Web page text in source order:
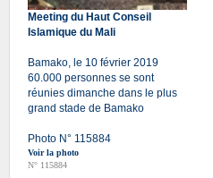
Meeting du Haut Conseil
Islamique du Mali
Bamako, le 10 février 2019
60.000 personnes se sont
réunies dimanche dans le plus
grand stade de Bamako
Photo N° 115884
Voir la photo
N° 115884